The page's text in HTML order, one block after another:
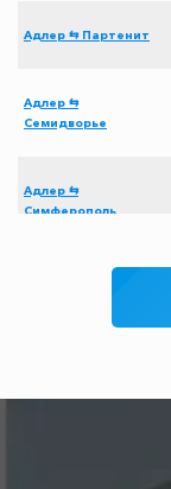
Адлер ⇆ Партенит
Адлер ⇆
Семидворье
Адлер ⇆
Симферополь